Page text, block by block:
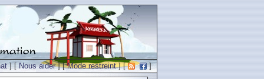
] [Nous aider] [Mode restreint] [ ]